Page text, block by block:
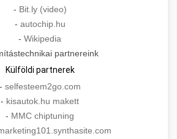
- Bit.ly (video)
- autochip.hu
- Wikipedia
partnereink
Külföldi partnerek
- selfesteem2go.com
- kisautok.hu makett
- MMC chiptuning